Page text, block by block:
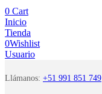
0 Cart
Inicio
Tienda
0Wishlist
Usuario
Llámanos: +51 991 851 749